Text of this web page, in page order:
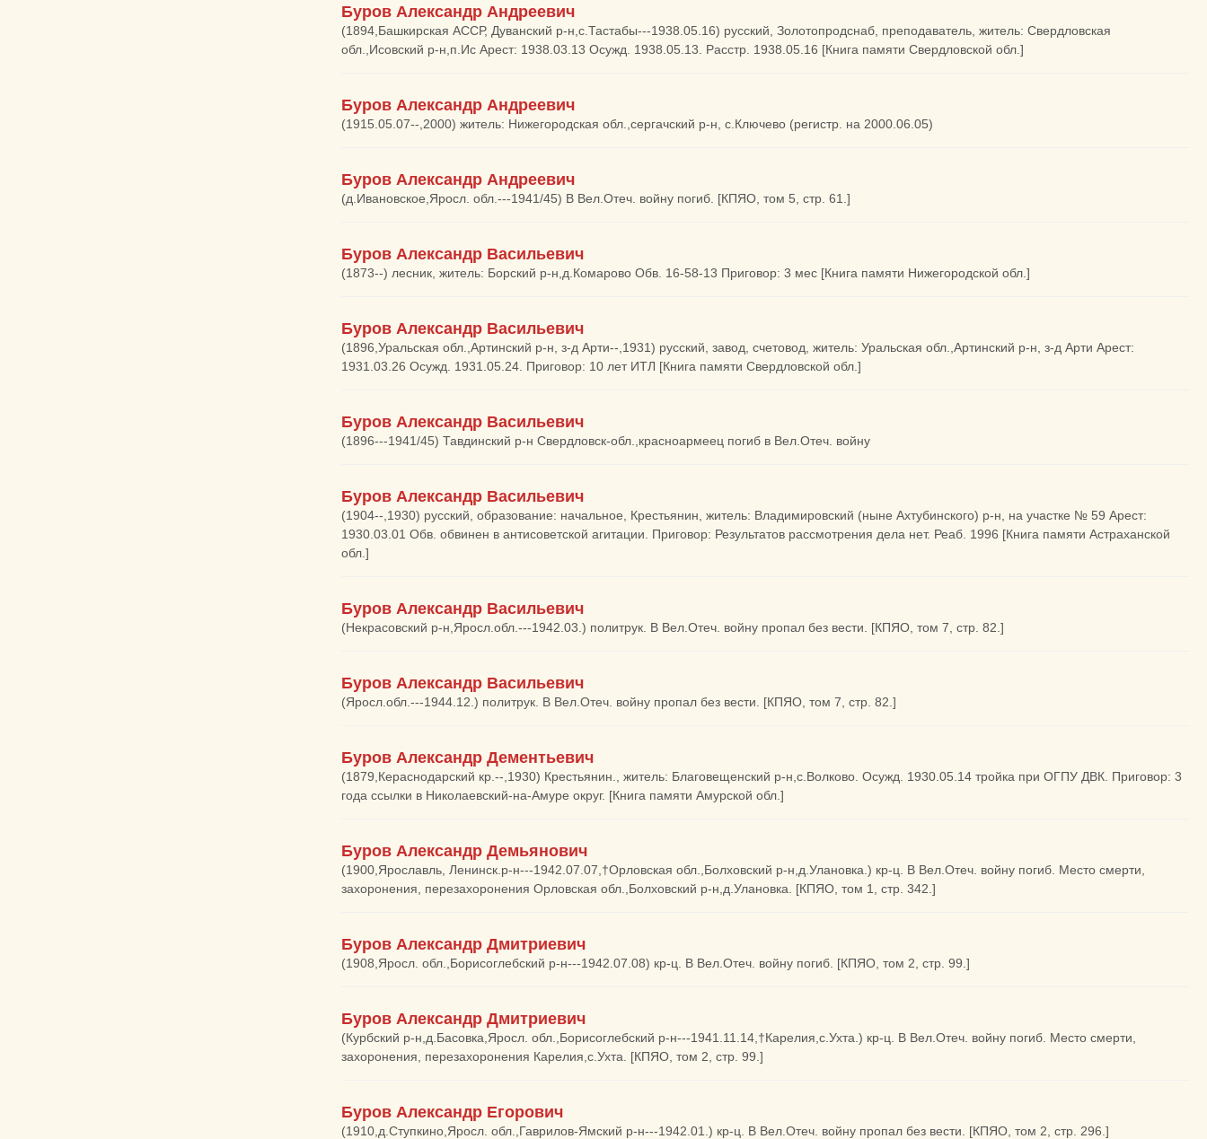
Буров Александр Андреевич
(1894,Башкирская АССР, Дуванский р-н,с.Тастабы---1938.05.16) русский, Золотопродснаб, преподаватель, житель: Свердловская
обл.,Исовский р-н,п.Ис Арест: 1938.03.13 Осужд. 1938.05.13. Расстр. 1938.05.16 [Книга памяти Свердловской обл.]
Буров Александр Андреевич
(1915.05.07--,2000) житель: Нижегородская обл.,сергачский р-н, с.Ключево (регистр. на 2000.06.05)
Буров Александр Андреевич
(д.Ивановское,Яросл. обл.---1941/45) В Вел.Отеч. войну погиб. [КПЯО, том 5, стр. 61.]
Буров Александр Васильевич
(1873--) лесник, житель: Борский р-н,д.Комарово Обв. 16-58-13 Приговор: 3 мес [Книга памяти Нижегородской обл.]
Буров Александр Васильевич
(1896,Уральская обл.,Артинский р-н, з-д Арти--,1931) русский, завод, счетовод, житель: Уральская обл.,Артинский р-н, з-д Арти Арест:
1931.03.26 Осужд. 1931.05.24. Приговор: 10 лет ИТЛ [Книга памяти Свердловской обл.]
Буров Александр Васильевич
(1896---1941/45) Тавдинский р-н Свердловск-обл.,красноармеец погиб в Вел.Отеч. войну
Буров Александр Васильевич
(1904--,1930) русский, образование: начальное, Крестьянин, житель: Владимировский (ныне Ахтубинского) р-н, на участке № 59 Арест:
1930.03.01 Обв. обвинен в антисоветской агитации. Приговор: Результатов рассмотрения дела нет. Реаб. 1996 [Книга памяти Астраханской
обл.]
Буров Александр Васильевич
(Некрасовский р-н,Яросл.обл.---1942.03.) политрук. В Вел.Отеч. войну пропал без вести. [КПЯО, том 7, стр. 82.]
Буров Александр Васильевич
(Яросл.обл.---1944.12.) политрук. В Вел.Отеч. войну пропал без вести. [КПЯО, том 7, стр. 82.]
Буров Александр Дементьевич
(1879,Кераснодарский кр.--,1930) Крестьянин., житель: Благовещенский р-н,с.Волково. Осужд. 1930.05.14 тройка при ОГПУ ДВК. Приговор: 3
года ссылки в Николаевский-на-Амуре округ. [Книга памяти Амурской обл.]
Буров Александр Демьянович
(1900,Ярославль, Ленинск.р-н---1942.07.07,†Орловская обл.,Болховский р-н,д.Улановка.) кр-ц. В Вел.Отеч. войну погиб. Место смерти,
захоронения, перезахоронения Орловская обл.,Болховский р-н,д.Улановка. [КПЯО, том 1, стр. 342.]
Буров Александр Дмитриевич
(1908,Яросл. обл.,Борисоглебский р-н---1942.07.08) кр-ц. В Вел.Отеч. войну погиб. [КПЯО, том 2, стр. 99.]
Буров Александр Дмитриевич
(Курбский р-н,д.Басовка,Яросл. обл.,Борисоглебский р-н---1941.11.14,†Карелия,с.Ухта.) кр-ц. В Вел.Отеч. войну погиб. Место смерти,
захоронения, перезахоронения Карелия,с.Ухта. [КПЯО, том 2, стр. 99.]
Буров Александр Егорович
(1910,д.Ступкино,Яросл. обл.,Гаврилов-Ямский р-н---1942.01.) кр-ц. В Вел.Отеч. войну пропал без вести. [КПЯО, том 2, стр. 296.]